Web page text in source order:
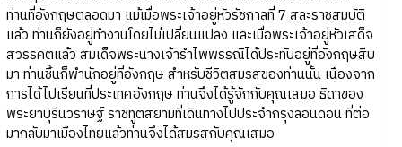
ท่านที่อังกฤษตลอดมา แม้เมื่อพระเจ้าอยู่หัวรัชกาลที่ 7 สละราชสมบัติ
แล้ว ท่านก็ยังอยู่ทำงานโดยไม่เปลี่ยนแปลง และเมื่อพระเจ้าอยู่หัวเสด็จ
สวรรคตแล้ว สมเด็จพระนางเจ้ารำไพพรรณีได้ประทับอยู่ที่อังกฤษสืบ
มา ท่านชิ้นก็พำนักอยู่ที่อังกฤษ สำหรับชีวิตสมรสของท่านนั้น เนื่องจาก
การได้ไปเรียนที่ประเทศอังกฤษ ท่านจึงได้รู้จักกับคุณเสมอ ธิดาของ
พระยาบุรีนวราษฐ์ ราชทูตสยามที่เดินทางไปประจำกรุงลอนดอน ที่ต่อ
มากลับมาเมืองไทยแล้วท่านจึงได้สมรสกับคุณเสมอ